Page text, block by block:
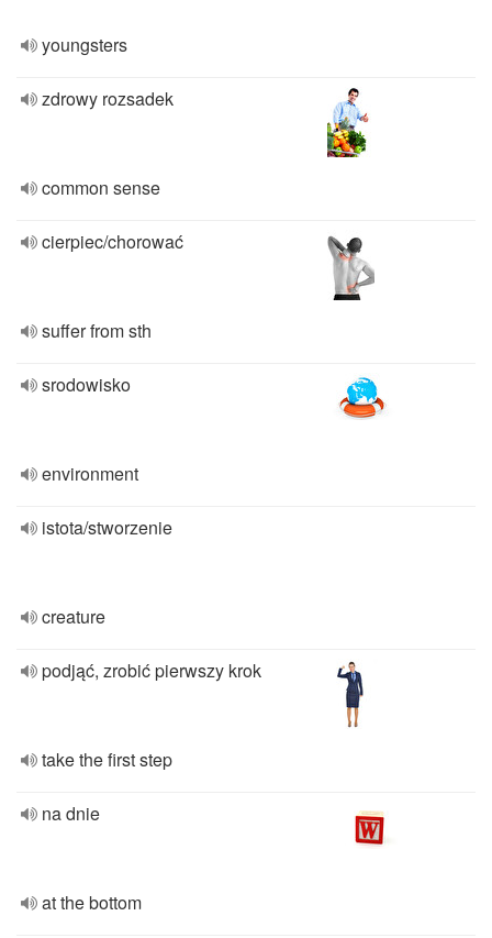
youngsters
zdrowy rozsadek
common sense
cierpiec/chorować
suffer from sth
srodowisko
environment
istota/stworzenie
creature
podjąć, zrobić pierwszy krok
take the first step
na dnie
at the bottom